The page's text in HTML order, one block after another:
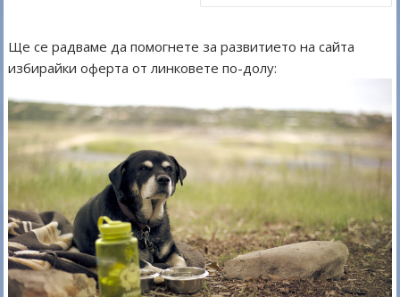
Ще се радваме да помогнете за развитието на сайта
избирайки оферта от линковете по-долу: